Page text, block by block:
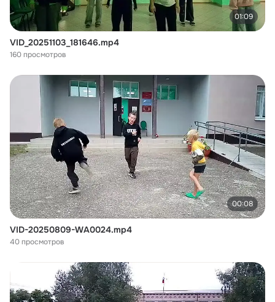
01:09
VID_20251103_181646.mp4
160 просмотров
00:08
VID-20250809-WA0024.mp4
40 просмотров